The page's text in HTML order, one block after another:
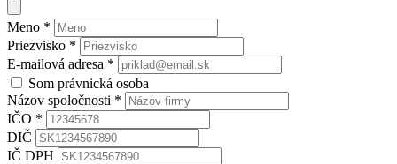
Meno *
Priezvisko *
E-mailová adresa *
Som právnická osoba
Názov spoločnosti *
IČO *
DIČ
IČ DPH